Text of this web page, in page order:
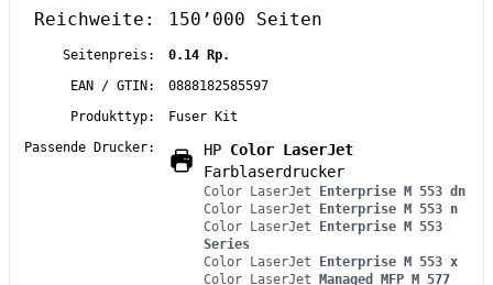
Reichweite:
150’000 Seiten
Seitenpreis:
0.14 Rp.
EAN / GTIN:
0888182585597
Produkttyp:
Fuser Kit
Passende Drucker:
HP Color LaserJet
Farblaserdrucker
Color LaserJet Enterprise M 553 dn
Color LaserJet Enterprise M 553 n
Color LaserJet Enterprise M 553
Series
Color LaserJet Enterprise M 553 x
Color LaserJet Managed MFP M 577